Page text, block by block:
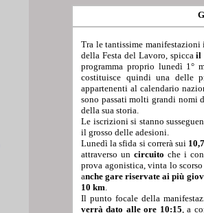
Tra le tantissime
della Festa del Lavoro, spiccail
programma proprio lunedì 1°
costituisce quindi una delle
appartenenti al calendario
sono passati molti grandi nomi
della sua storia.
Le iscrizioni si stanno
il grosso delle adesioni.
Lunedì la sfida si correrà sui
attraverso un circuito che i
prova agonistica, vinta lo
anche gare riservate ai più
10 km.
Il punto focale della
verrà dato alle ore 10:15, a